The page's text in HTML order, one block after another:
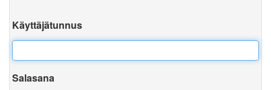
Käyttäjätunnus
Salasana